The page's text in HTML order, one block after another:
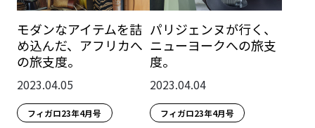
モダンなアイテムを詰
め込んだ、アフリカへ
の旅支度。
2023.04.05
フィガロ23年4月号
パリジェンヌが行く、
ニューヨークへの旅支
度。
2023.04.04
フィガロ23年4月号